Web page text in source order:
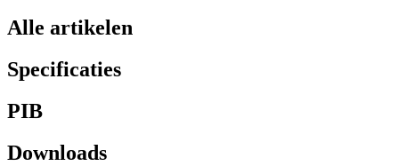
Alle artikelen
Specificaties
PIB
Downloads